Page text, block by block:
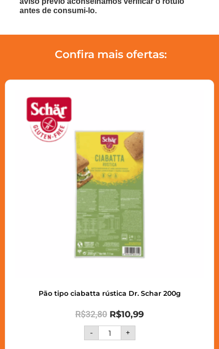
antes de consumi-lo.
Confira mais ofertas:
Pão tipo ciabatta rústica Dr. Schar 200g
R$32,80 R$10,99
- +